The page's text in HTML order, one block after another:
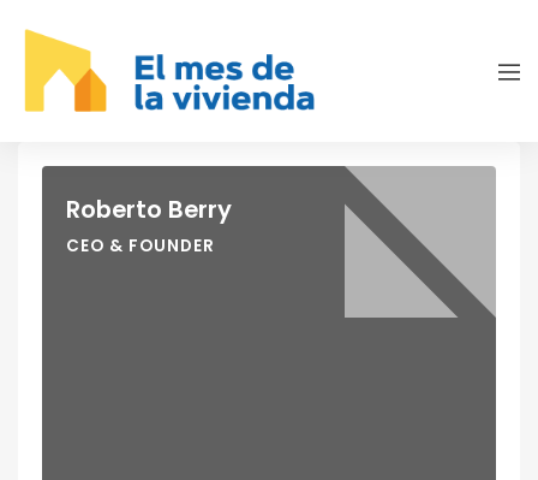
Roberto Berry
CEO & FOUNDER